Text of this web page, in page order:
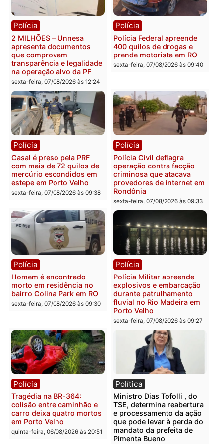
Política
Marcos Rogério apresenta
Plano de Governo com
228 projetos, metas
públicas e
acompanhamento de
resultados
sexta-feira, 07/08/2026 às 18:49
Política
Eleições 2026: Pastor
Evanildo pode ser o
primeiro pastor de
sexta-feira, 07/08/2026 às
Polícia
2 MILHÕES – Unnesa
que comprovam
transparência e legalidade
na operação alvo da PF
sexta-feira, 07/08/2026 às 12:24
Polícia
Polícia Federal apreende
400 quilos de drogas e
prende motorista em RO
sexta-feira, 07/08/2026 às
Polícia
com mais de 72 quilos de
mercúrio escondidos em
estepe em Porto Velho
sexta-feira, 07/08/2026 às 09:38
Polícia
Polícia Civil deflagra
operação contra facção
criminosa que atacava
provedores de internet
Rondônia
sexta-feira, 07/08/2026 às